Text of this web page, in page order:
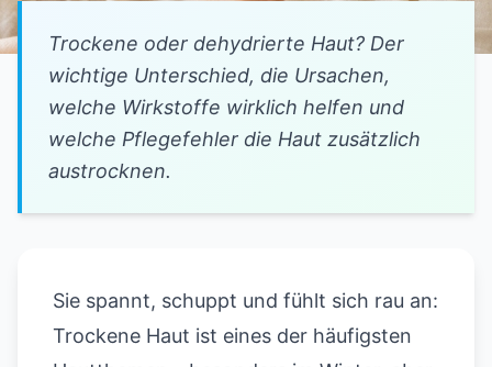
Trockene oder dehydrierte Haut? Der
wichtige Unterschied, die Ursachen,
welche Wirkstoffe wirklich helfen und
welche Pflegefehler die Haut zusätzlich
austrocknen.
Sie spannt, schuppt und fühlt sich rau an:
Trockene Haut ist eines der häufigsten